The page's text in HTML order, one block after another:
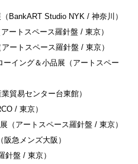
BankART Studio NYK / 神奈川）
ートスペース羅針盤 / 東京）
ートスペース羅針盤 / 東京）
イング＆小品展（アートスペー
貿易センター台東館）
/ 東京）
アートスペース羅針盤 / 東京）
急メンズ大阪）
盤 / 東京）